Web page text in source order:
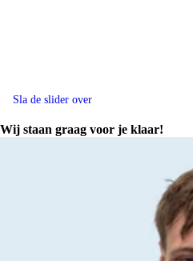
Wij staan graag voor je klaar!
Sla de slider over